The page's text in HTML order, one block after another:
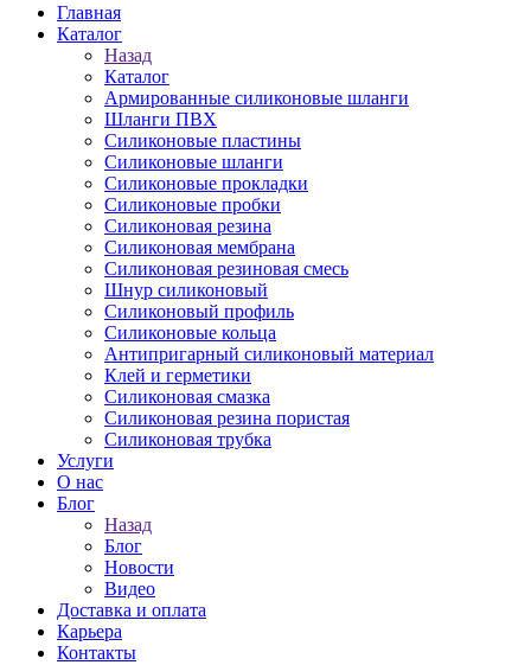
Главная
Каталог
Назад
Каталог
Армированные силиконовые шланги
Шланги ПВХ
Силиконовые пластины
Силиконовые шланги
Силиконовые прокладки
Силиконовые пробки
Силиконовая резина
Силиконовая мембрана
Силиконовая резиновая смесь
Шнур силиконовый
Силиконовый профиль
Силиконовые кольца
Антипригарный силиконовый материал
Клей и герметики
Силиконовая смазка
Силиконовая резина пористая
Силиконовая трубка
Услуги
О нас
Блог
Назад
Блог
Новости
Видео
Доставка и оплата
Карьера
Контакты